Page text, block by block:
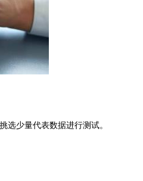
选少量代表数据进行测试。